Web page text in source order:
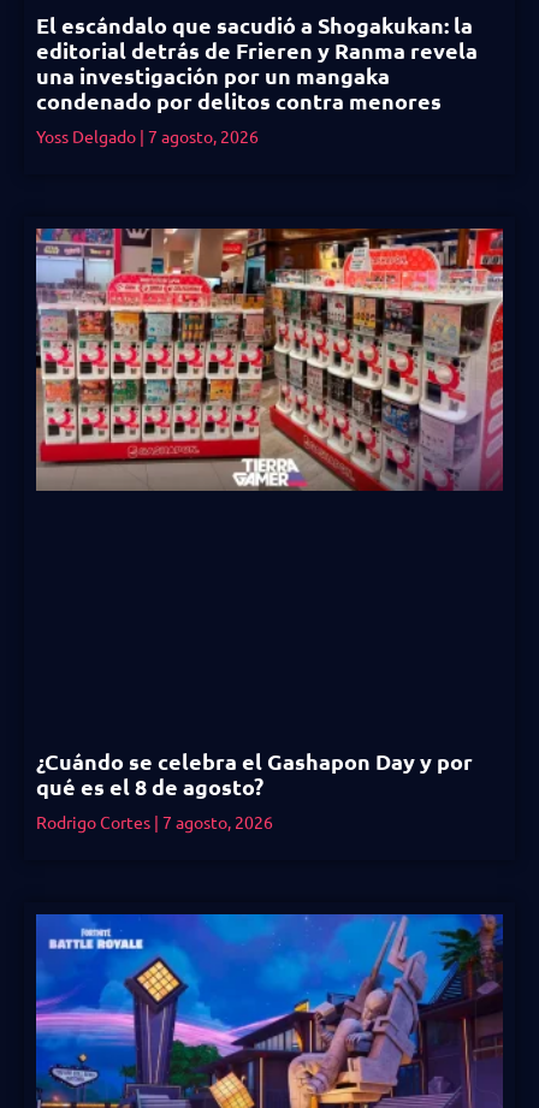
El escándalo que sacudió a Shogakukan: la
editorial detrás de Frieren y Ranma revela
una investigación por un mangaka
condenado por delitos contra menores
Yoss Delgado 7 agosto, 2026
¿Cuándo se celebra el Gashapon Day y por
qué es el 8 de agosto?
Rodrigo Cortes 7 agosto, 2026